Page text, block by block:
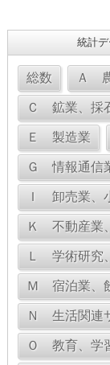
統計